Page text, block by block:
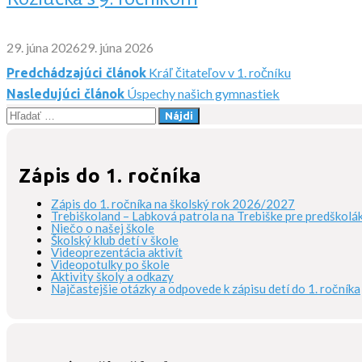
29. júna 202629. júna 2026
Navigácia
v
článku
Predchádzajúci článok Kráľ čitateľov v 1. ročníku
Nasledujúci článok Úspechy našich gymnastiek
Hľadať:
Zápis do 1. ročníka
Zápis do 1. ročníka na školský rok 2026/2027
Trebiškoland – Labková patrola na Trebiške pre
Niečo o našej škole
Školský klub detí v škole
Videoprezentácia aktivít
Videopotulky po škole
Aktivity školy a odkazy
Najčastejšie otázky a odpovede k zápisu detí do 1. ročníka